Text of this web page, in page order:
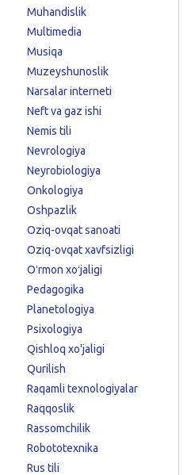
Muhandislik
Multimedia
Musiqa
Muzeyshunoslik
Narsalar interneti
Neft va gaz ishi
Nemis tili
Nevrologiya
Neyrobiologiya
Onkologiya
Oshpazlik
Oziq-ovqat sanoati
Oziq-ovqat xavfsizligi
Oʻrmon xoʻjaligi
Pedagogika
Planetologiya
Psixologiya
Qishloq xo'jaligi
Qurilish
Raqamli texnologiyalar
Raqqoslik
Rassomchilik
Robototexnika
Rus tili